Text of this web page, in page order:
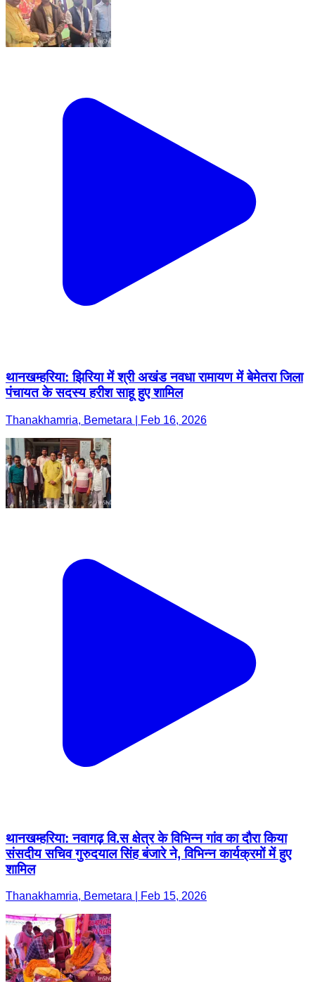
थानखम्हरिया: झिरिया में श्री अखंड नवधा रामायण में बेमेतरा जिला
पंचायत के सदस्य हरीश साहू हुए शामिल
Thanakhamria, Bemetara | Feb 16, 2026
थानखम्हरिया: नवागढ़ वि.स क्षेत्र के विभिन्न गांव का दौरा किया
संसदीय सचिव गुरुदयाल सिंह बंजारे ने, विभिन्न कार्यक्रमों में हुए
शामिल
Thanakhamria, Bemetara | Feb 15, 2026